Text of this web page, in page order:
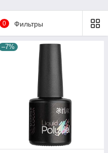
0 Фильтры
–7%